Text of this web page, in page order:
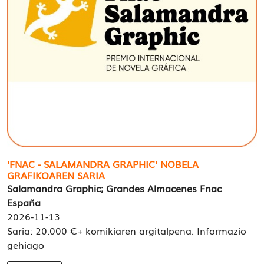
'FNAC - SALAMANDRA GRAPHIC' NOBELA
GRAFIKOAREN SARIA
Salamandra Graphic; Grandes Almacenes Fnac
España
2026-11-13
Saria: 20.000 €+ komikiaren argitalpena. Informazio
gehiago